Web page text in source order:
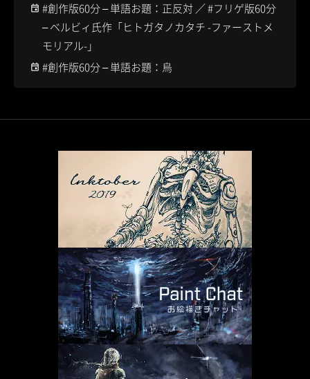
#創作版60分 – 単語お題：正反対 ／ #フリゲ版60分
– ベルビィ氏作「ヒトガタノカタチ -ファーストメ
モリアル-」
#創作版60分 – 単語お題：烏